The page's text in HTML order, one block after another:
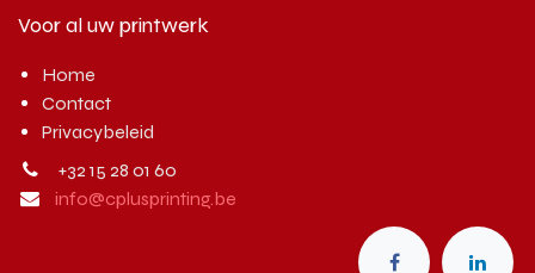
Voor al uw printwerk
Home
Contact
Privacybeleid
+32 15 28 01 60
info@cplusprinting.be